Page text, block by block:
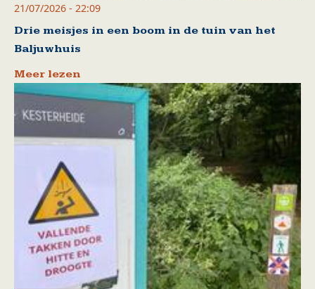
21/07/2026 - 22:09
Drie meisjes in een boom in de tuin van het
Baljuwhuis
Meer lezen